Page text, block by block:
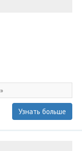
Узнать больше